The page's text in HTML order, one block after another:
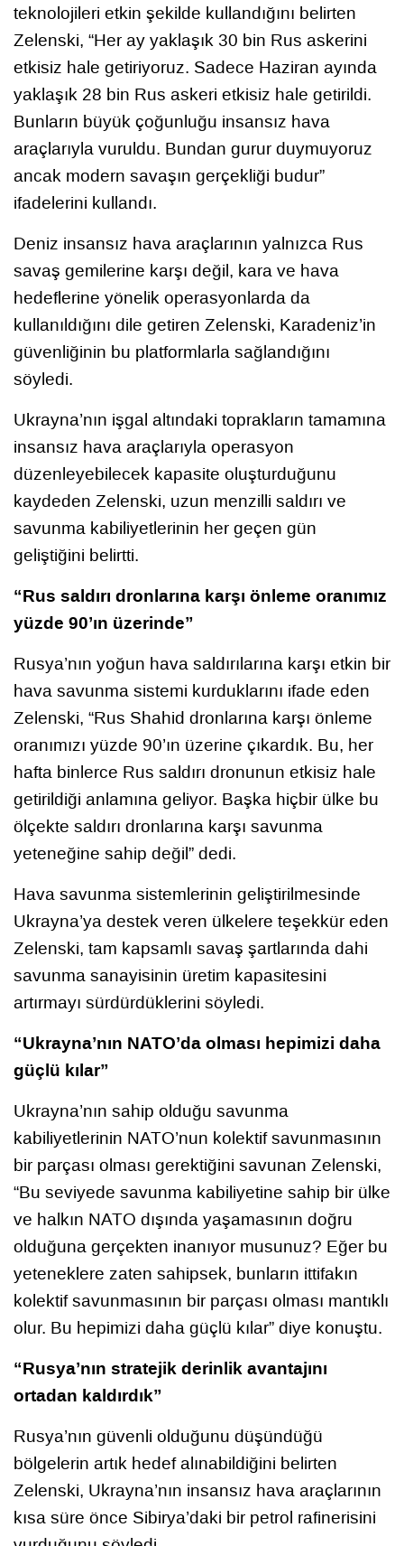
teknolojileri etkin şekilde kullandığını belirten
Zelenski, “Her ay yaklaşık 30 bin Rus askerini
etkisiz hale getiriyoruz. Sadece Haziran ayında
yaklaşık 28 bin Rus askeri etkisiz hale getirildi.
Bunların büyük çoğunluğu insansız hava
araçlarıyla vuruldu. Bundan gurur duymuyoruz
ancak modern savaşın gerçekliği budur”
ifadelerini kullandı.
Deniz insansız hava araçlarının yalnızca Rus
savaş gemilerine karşı değil, kara ve hava
hedeflerine yönelik operasyonlarda da
kullanıldığını dile getiren Zelenski, Karadeniz’in
güvenliğinin bu platformlarla sağlandığını
söyledi.
Ukrayna’nın işgal altındaki toprakların tamamına
insansız hava araçlarıyla operasyon
düzenleyebilecek kapasite oluşturduğunu
kaydeden Zelenski, uzun menzilli saldırı ve
savunma kabiliyetlerinin her geçen gün
geliştiğini belirtti.
“Rus saldırı dronlarına karşı önleme oranımız
yüzde 90’ın üzerinde”
Rusya’nın yoğun hava saldırılarına karşı etkin bir
hava savunma sistemi kurduklarını ifade eden
Zelenski, “Rus Shahid dronlarına karşı önleme
oranımızı yüzde 90’ın üzerine çıkardık. Bu, her
hafta binlerce Rus saldırı dronunun etkisiz hale
getirildiği anlamına geliyor. Başka hiçbir ülke bu
ölçekte saldırı dronlarına karşı savunma
yeteneğine sahip değil” dedi.
Hava savunma sistemlerinin geliştirilmesinde
Ukrayna’ya destek veren ülkelere teşekkür eden
Zelenski, tam kapsamlı savaş şartlarında dahi
savunma sanayisinin üretim kapasitesini
artırmayı sürdürdüklerini söyledi.
“Ukrayna’nın NATO’da olması hepimizi daha
güçlü kılar”
Ukrayna’nın sahip olduğu savunma
kabiliyetlerinin NATO’nun kolektif savunmasının
bir parçası olması gerektiğini savunan Zelenski,
“Bu seviyede savunma kabiliyetine sahip bir ülke
ve halkın NATO dışında yaşamasının doğru
olduğuna gerçekten inanıyor musunuz? Eğer bu
yeteneklere zaten sahipsek, bunların ittifakın
kolektif savunmasının bir parçası olması mantıklı
olur. Bu hepimizi daha güçlü kılar” diye konuştu.
“Rusya’nın stratejik derinlik avantajını
ortadan kaldırdık”
Rusya’nın güvenli olduğunu düşündüğü
bölgelerin artık hedef alınabildiğini belirten
Zelenski, Ukrayna’nın insansız hava araçlarının
kısa süre önce Sibirya’daki bir petrol rafinerisini